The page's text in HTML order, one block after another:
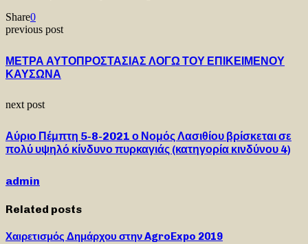
Share0
previous post
ΜΕΤΡΑ ΑΥΤΟΠΡΟΣΤΑΣΙΑΣ ΛΟΓΩ ΤΟΥ ΕΠΙΚΕΙΜΕΝΟΥ
ΚΑΥΣΩΝΑ
next post
Αύριο Πέμπτη 5-8-2021 ο Νομός Λασιθίου βρίσκεται σε
πολύ υψηλό κίνδυνο πυρκαγιάς (κατηγορία κινδύνου 4)
admin
Related posts
Χαιρετισμός Δημάρχου στην AgroExpo 2019